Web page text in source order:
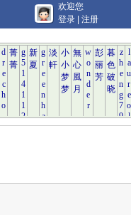
欢迎您
登录
注册